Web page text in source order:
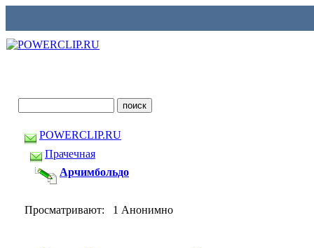
POWERCLIP.RU
Прачечная
Арчимбольдо
Просматривают: 1 Анонимно